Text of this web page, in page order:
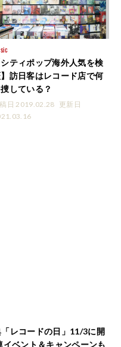
シティポップ海外人気を検
訪日客はレコード店で何
している？
日 2019.02.28 更新日
レコードの日」11/3に開
イベント＆キャンペーンも